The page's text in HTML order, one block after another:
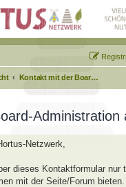
Kontakt mit der Board-Administration aufnehmen
Administration
Netzwerk,
dieses Kontaktformular nur
mit der Seite/Forum bieten.